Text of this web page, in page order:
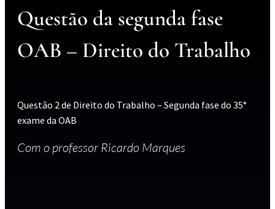
Questão da segunda fase
OAB – Direito do Trabalho
Questão 2 de Direito do Trabalho – Segunda fase do 35°
exame da OAB
Com o professor Ricardo Marques